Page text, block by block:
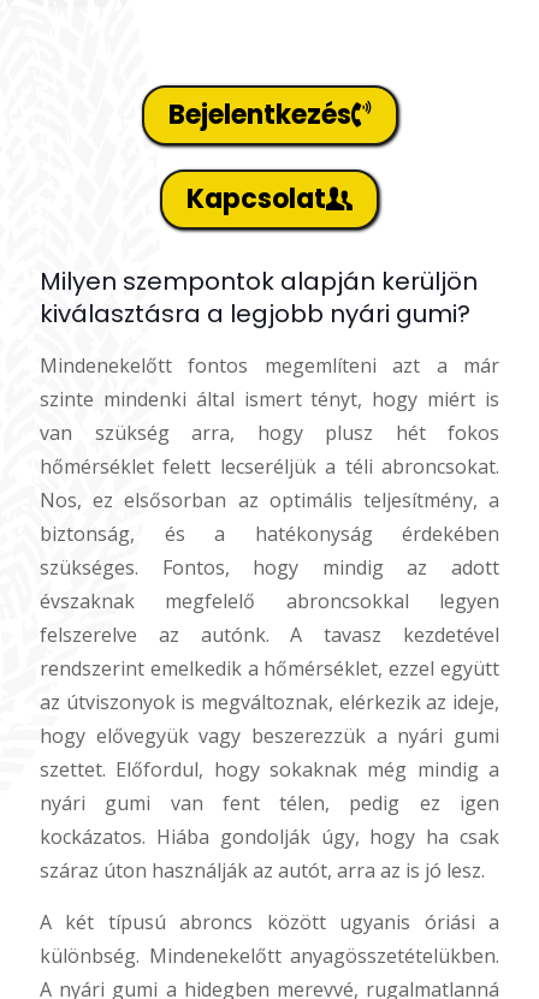
Bejelentkezés
Kapcsolat
Milyen szempontok alapján kerüljön
kiválasztásra a legjobb nyári gumi?
Mindenekelőtt fontos megemlíteni azt a már
szinte mindenki által ismert tényt, hogy miért is
van szükség arra, hogy plusz hét fokos
hőmérséklet felett lecseréljük a téli abroncsokat.
Nos, ez elsősorban az optimális teljesítmény, a
biztonság, és a hatékonyság érdekében
szükséges. Fontos, hogy mindig az adott
évszaknak megfelelő abroncsokkal legyen
felszerelve az autónk. A tavasz kezdetével
rendszerint emelkedik a hőmérséklet, ezzel együtt
az útviszonyok is megváltoznak, elérkezik az ideje,
hogy elővegyük vagy beszerezzük a nyári gumi
szettet. Előfordul, hogy sokaknak még mindig a
nyári gumi van fent télen, pedig ez igen
kockázatos. Hiába gondolják úgy, hogy ha csak
száraz úton használják az autót, arra az is jó lesz.
A két típusú abroncs között ugyanis óriási a
különbség. Mindenekelőtt anyagösszetételükben.
A nyári gumi a hidegben merevvé, rugalmatlanná